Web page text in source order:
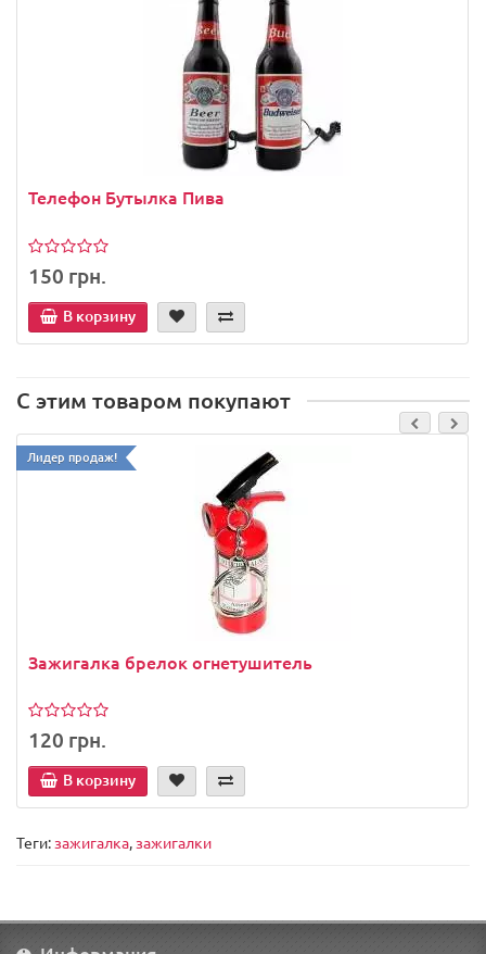
Телефон Бутылка Пива
150 грн.
В корзину
С этим товаром покупают
Лидер продаж!
Зажигалка брелок огнетушитель
120 грн.
В корзину
Теги: зажигалка, зажигалки